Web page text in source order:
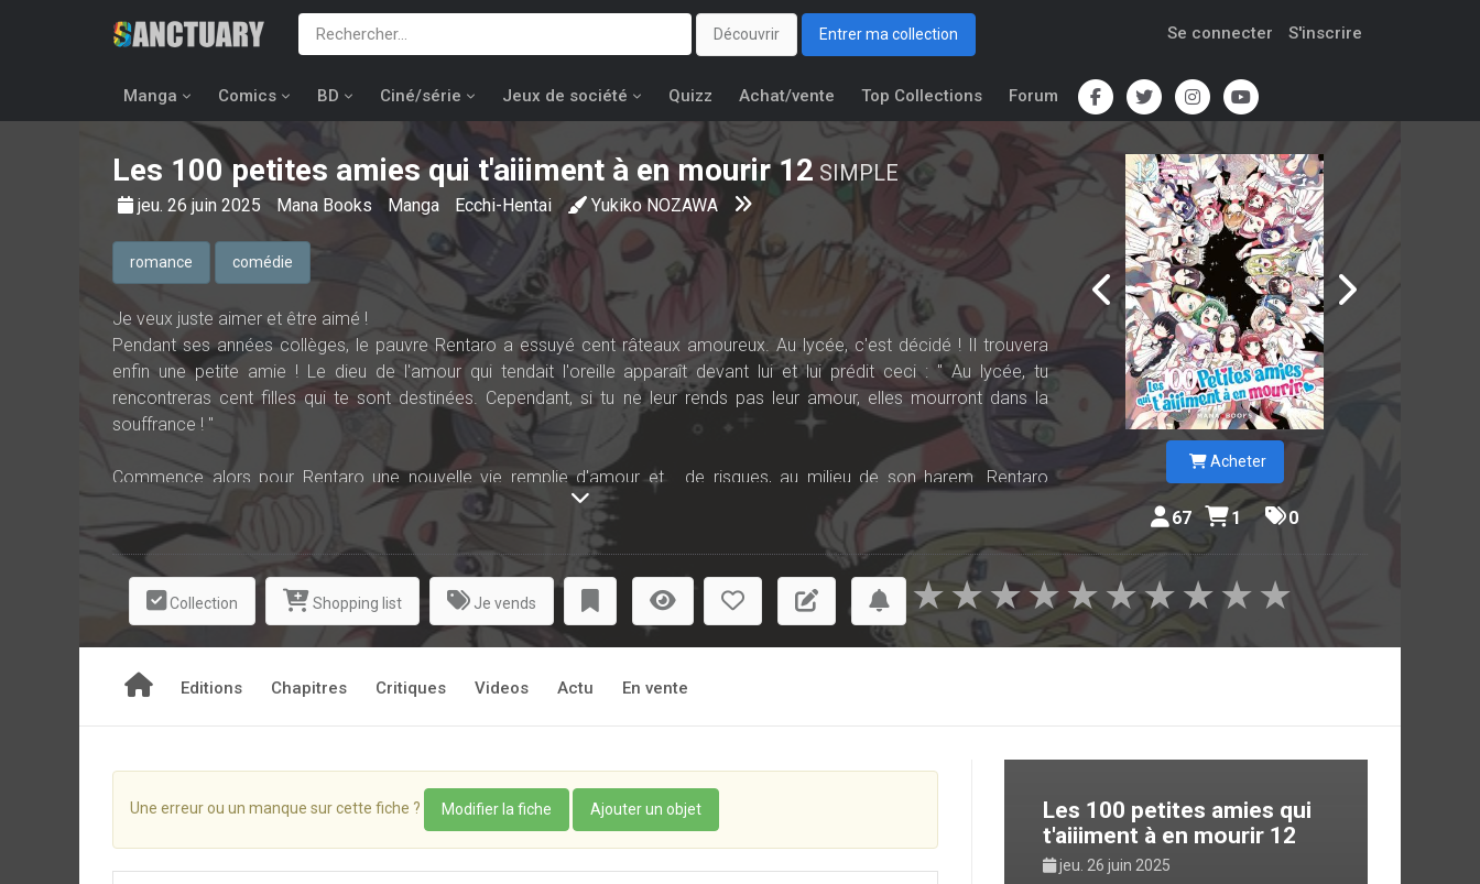
Découvrir Entrer ma collection Se connecter S'inscrire
Manga Comics BD Ciné/série Jeux de société Quizz Achat/vente Top Collections Forum
Les 100 petites amies qui t'aiiiment à en mourir12 SIMPLE
jeu. 26 juin 2025 Mana Books Manga Ecchi-Hentai Yukiko NOZAWA
romance comédie
Je veux juste aimer et être aimé !
Pendant ses années collèges, le pauvre Rentaro a essuyé cent râteaux amoureux. Au lycée, c'est décidé ! Il trouvera
enfin une petite amie ! Le dieu de l'amour qui tendait l'oreille apparaît devant lui et lui prédit ceci : " Au lycée, tu
rencontreras cent filles qui te sont destinées. Cependant, si tu ne leur rends pas leur amour, elles mourront dans la
souffrance ! "
Commence alors pour Rentaro une nouvelle vie remplie d'amour et... de risques, au milieu de son harem. Rentaro
cherche l'amour véritable mais comment est-il censé choisir ?! Il ne veut tuer personne !
Cette comédie romantique hilarante pousse le concept du harem à l'extrême !
Acheter
67 1 0
Collection Shopping list Je vends ★
★
★
★
★
★
★
★
★
★
Editions Chapitres Critiques Videos Actu En vente
Une erreur ou un manque sur cette fiche ? Modifier la fiche Ajouter un objet
Les 100 petites amies qui
t'aiiiment à en mourir 12
jeu. 26 juin 2025